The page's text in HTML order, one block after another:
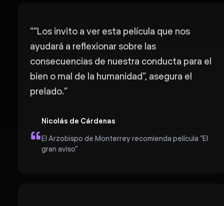
““Los invito a ver esta película que nos
ayudará a reflexionar sobre las
consecuencias de nuestra conducta para el
bien o mal de la humanidad”, asegura el
prelado.”
Nicolás de Cárdenas
El Arzobispo de Monterrey recomienda película “El
gran aviso”